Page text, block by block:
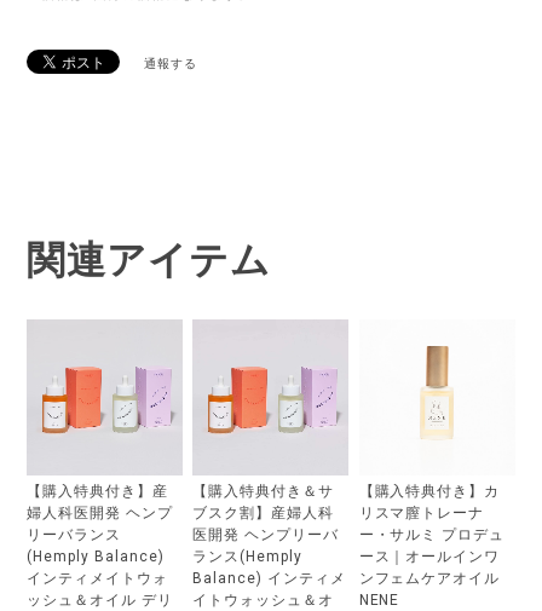
通報する
関連アイテム
【購入特典付き】産
婦人科医開発 ヘンプ
リーバランス
(Hemply Balance)
インティメイトウォ
ッシュ＆オイル デリ
【購入特典付き＆サ
ブスク割】産婦人科
医開発 ヘンプリーバ
ランス(Hemply
Balance) インティメ
イトウォッシュ＆オ
【購入特典付き】カ
リスマ膣トレーナ
ー・サルミ プロデュ
ース｜オールインワ
ンフェムケアオイル
NENE